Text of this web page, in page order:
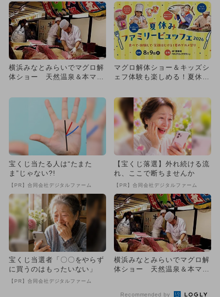
横浜みなとみらいでマグロ解
体ショー 天然温泉＆本マグ
マグロ解体ショー＆キッズシ
ェフ体験も楽しめる！夏休み
宝くじ当たる人は“たまた
ま”じゃない?!
【PR】合同会社デジタルファーム
【宝くじ落選】外れ続ける流
れ、ここで断ちませんか
【PR】合同会社デジタルファーム
宝くじ当選者「〇〇をやらず
に買うのはもったいない」
【PR】合同会社デジタルファーム
横浜みなとみらいでマグロ解
体ショー 天然温泉＆本マグ
Recommended by